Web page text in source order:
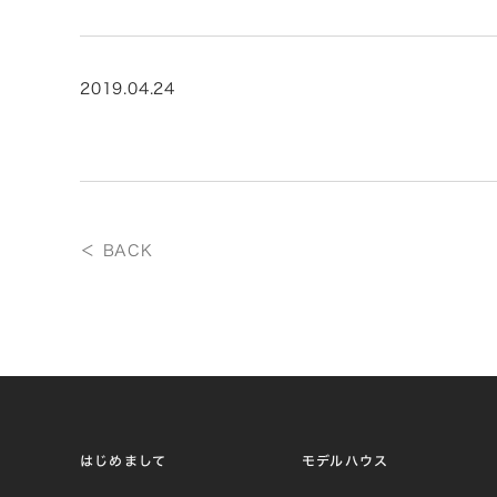
2019.04.24
＜ BACK
はじめまして モデルハウス